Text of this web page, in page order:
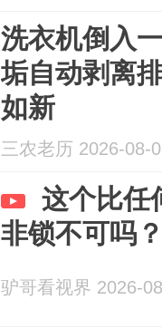
洗衣机倒入
垢自动剥离
如新
三农老历 2026-08-
这个比任
非锁不可吗
驴哥看视界 2026-